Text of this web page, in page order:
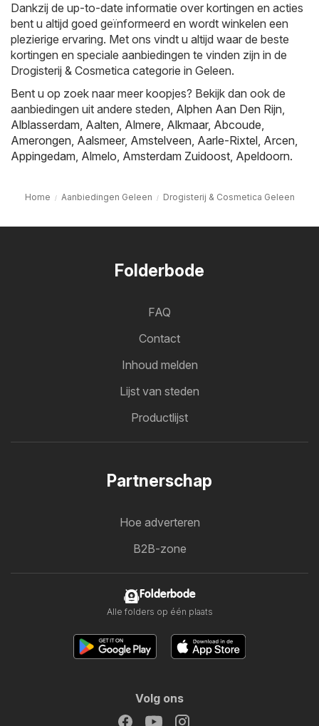
Dankzij de up-to-date informatie over kortingen en acties
bent u altijd goed geïnformeerd en wordt winkelen een
plezierige ervaring. Met ons vindt u altijd waar de beste
kortingen en speciale aanbiedingen te vinden zijn in de
Drogisterij & Cosmetica categorie in Geleen.
Bent u op zoek naar meer koopjes? Bekijk dan ook de
aanbiedingen uit andere steden, Alphen Aan Den Rijn,
Alblasserdam, Aalten, Almere, Alkmaar, Abcoude,
Amerongen, Aalsmeer, Amstelveen, Aarle-Rixtel, Arcen,
Appingedam, Almelo, Amsterdam Zuidoost, Apeldoorn.
Home Aanbiedingen Geleen Drogisterij & Cosmetica Geleen
Folderbode
FAQ
Contact
Inhoud melden
Lijst van steden
Productlijst
Partnerschap
Hoe adverteren
B2B-zone
Folderbode
Alle folders op één plaats
Volg ons